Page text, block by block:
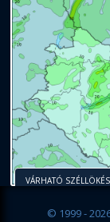
VÁRHATÓ SZÉLLÖKÉS
© 1999 -